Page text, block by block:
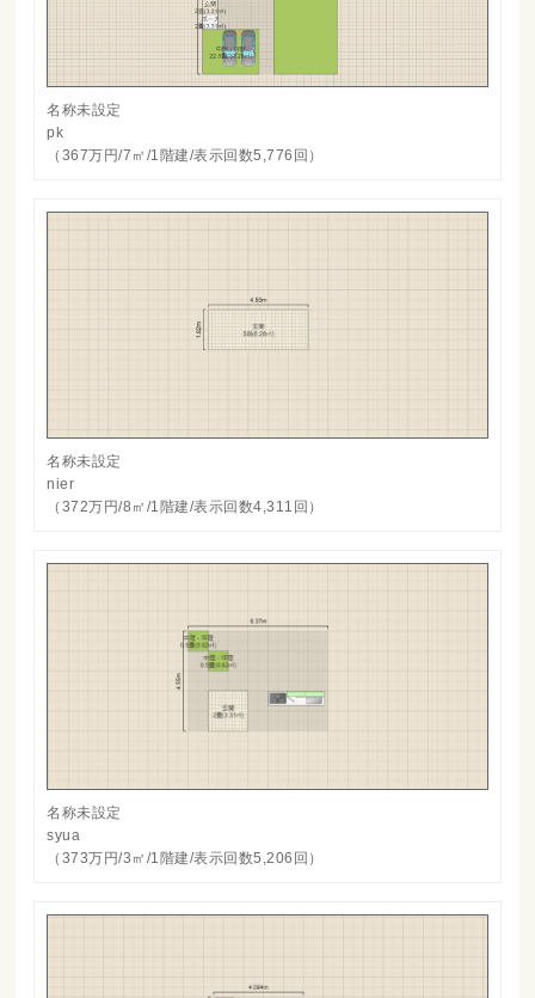
名称未設定
pk
（367万円/7㎡/1階建/表示回数5,776回）
名称未設定
nier
（372万円/8㎡/1階建/表示回数4,311回）
名称未設定
syua
（373万円/3㎡/1階建/表示回数5,206回）